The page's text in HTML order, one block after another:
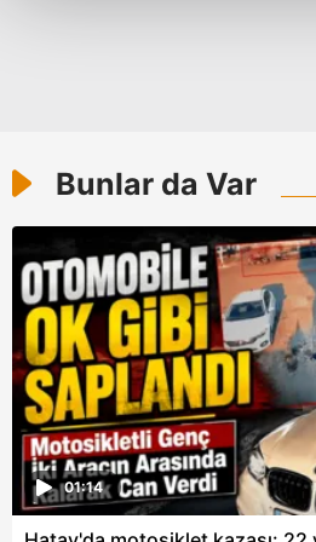
Sitemizde kendimize ve üçüncü
kullanılmaktadır. Bu çerezler
verileriniz işlenmekte olup gerekli
toplumu hizmetlerinin sunulması
kullanılmaktadır. Diğer çerezler,
kılınması ve kişiselleştirilmesi ve
reklam/pazarlama faaliyetlerinin
sınırlı olarak açık rızanız
Çerezlere ilişkin tercihlerinizi
vasıtasıyla belirleyebilirsiniz.
için Ayarlar butonuna tıklayabilir,
Bunlar da Var
01:14